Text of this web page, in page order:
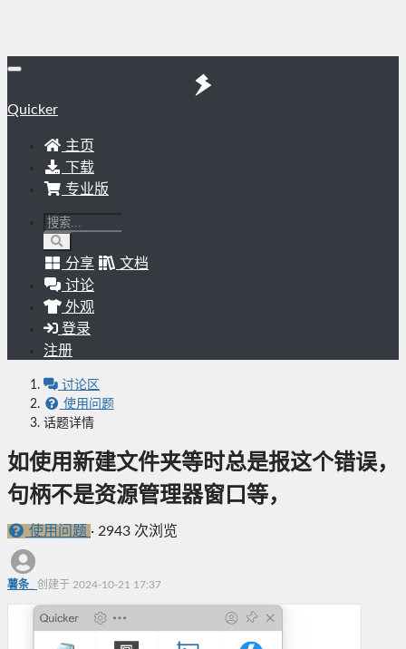
Quicker
主页
下载
专业版
分享
文档
讨论
外观
登录
注册
讨论区
使用问题
话题详情
如使用新建文件夹等时总是报这个错误，
句柄不是资源管理器窗口等，
使用问题 · 2943 次浏览
薯条_ 创建于 2024-10-21 17:37